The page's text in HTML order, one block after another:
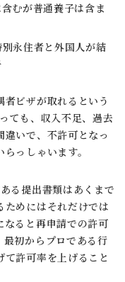
むが普通養子は含ま
別永住者と外国人が結
ビザが取れるという
ても、収入不足、過去
いで、不許可となっ
っしゃいます。
る提出書類はあくまで
めにはそれだけでは
なると再申請での許可
初からプロである行
許可率を上げること